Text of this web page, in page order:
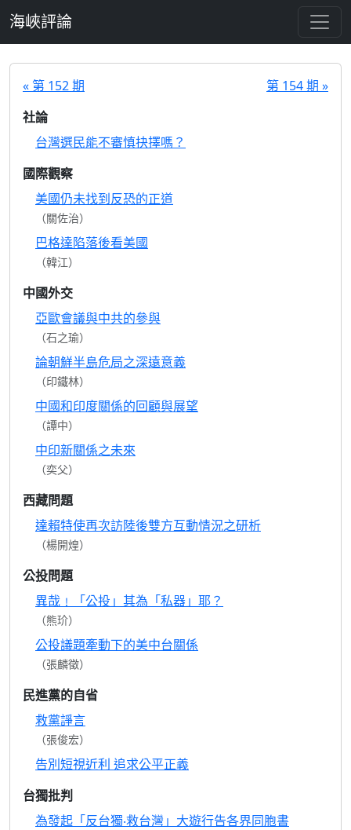
海峽評論
« 第 152 期
第 154 期 »
社論
台灣選民能不審慎抉擇嗎？
國際觀察
美國仍未找到反恐的正道
（關佐治）
巴格達陷落後看美國
（韓江）
中國外交
亞歐會議與中共的參與
（石之瑜）
論朝鮮半島危局之深遠意義
（印鐵林）
中國和印度關係的回顧與展望
（譚中）
中印新關係之未來
（奕父）
西藏問題
達賴特使再次訪陸後雙方互動情況之研析
（楊開煌）
公投問題
異哉﹗「公投」其為「私器」耶？
（熊玠）
公投議題牽動下的美中台關係
（張麟徵）
民進黨的自省
救黨諍言
（張俊宏）
告別短視近利 追求公平正義
台獨批判
為發起「反台獨‧救台灣」大遊行告各界同胞書